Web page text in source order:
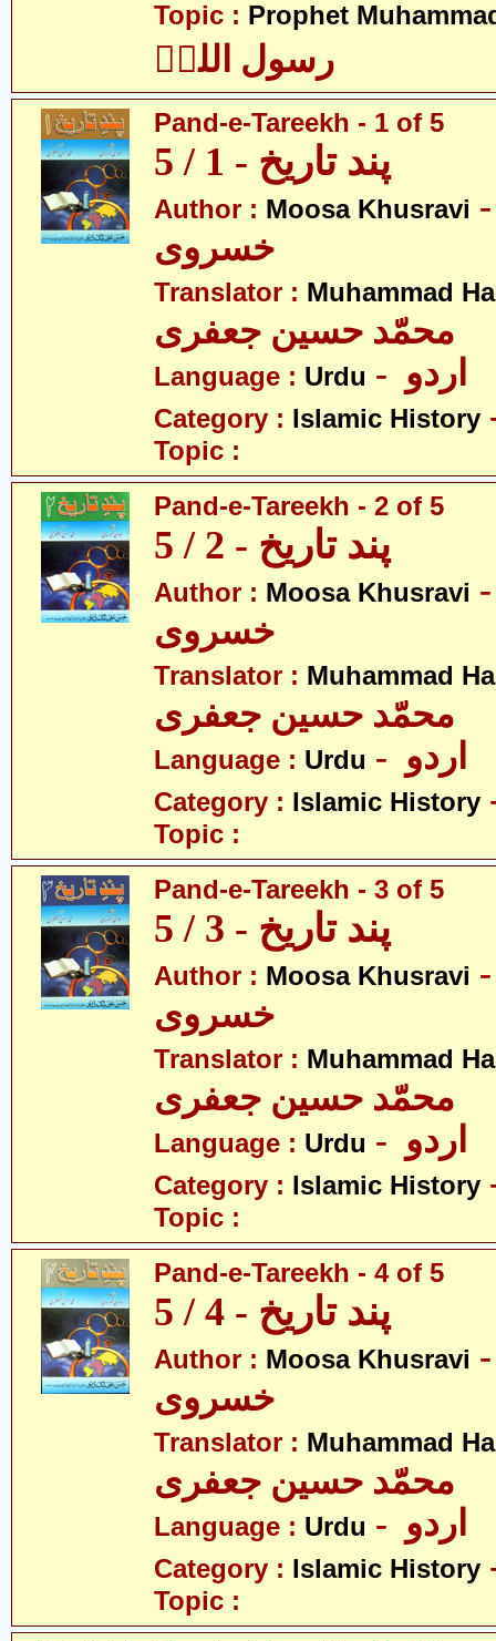
Topic : Prophet
رسول اللہؐ
Pand-e-Tareekh - 1 of 5
پند تاریخ - 1 / 5
Author : Moosa Khusravi
خسروی
Translator : Muhammad
محمّد حسین جعفری
Language : Urdu
Category : Islamic History
Topic :
Pand-e-Tareekh - 2 of 5
پند تاریخ - 2 / 5
Author : Moosa Khusravi
خسروی
Translator : Muhammad
محمّد حسین جعفری
Language : Urdu
Category : Islamic History
Topic :
Pand-e-Tareekh - 3 of 5
پند تاریخ - 3 / 5
Author : Moosa Khusravi
خسروی
Translator : Muhammad
محمّد حسین جعفری
Language : Urdu
Category : Islamic History
Topic :
Pand-e-Tareekh - 4 of 5
پند تاریخ - 4 / 5
Author : Moosa Khusravi
خسروی
Translator : Muhammad
محمّد حسین جعفری
Language : Urdu
Category : Islamic History
Topic :